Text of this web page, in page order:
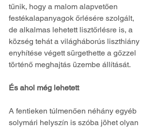
tűnik, hogy a malom alapvetően
festékalapanyagok őrlésére szolgált,
de alkalmas lehetett lisztőrlésre is, a
község tehát a világháborús liszthiány
enyhítése végett sürgethette a gőzzel
történő meghajtás üzembe állítását.
És ahol még lehetett
A fentieken túlmenően néhány egyéb
solymári helyszín is szóba jöhet olyan